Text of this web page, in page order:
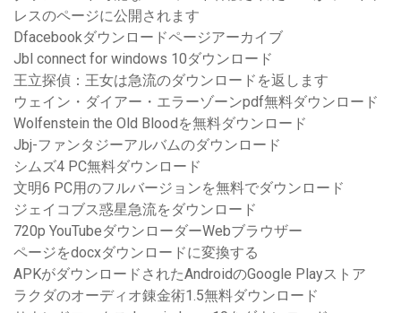
レスのページに公開されます
Dfacebookダウンロードページアーカイブ
Jbl connect for windows 10ダウンロード
王立探偵：王女は急流のダウンロードを返します
ウェイン・ダイアー・エラーゾーンpdf無料ダウンロード
Wolfenstein the Old Bloodを無料ダウンロード
Jbj-ファンタジーアルバムのダウンロード
シムズ4 PC無料ダウンロード
文明6 PC用のフルバージョンを無料でダウンロード
ジェイコブス惑星急流をダウンロード
720p YouTubeダウンローダーWebブラウザー
ページをdocxダウンロードに変換する
APKがダウンロードされたAndroidのGoogle Playストア
ラクダのオーディオ錬金術1.5無料ダウンロード